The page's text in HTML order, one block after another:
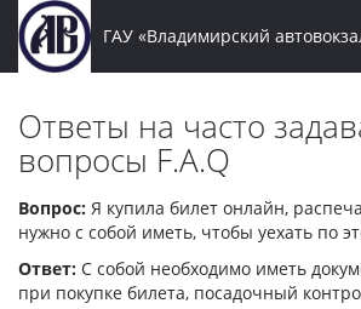
ГАУ «Владимирский
Ответы на часто
вопросы F.A.Q
Вопрос: Я купила билет онлайн,
нужно с собой иметь, чтобы уехать по
Ответ: С собой необходимо иметь
при покупке билета, посадочный